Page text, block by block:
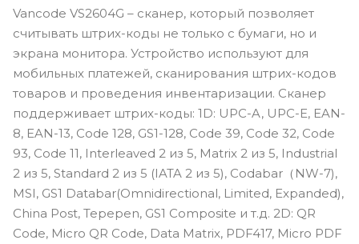
Vancode VS2604G – сканер, который позволяет
считывать штрих-коды не только с бумаги, но и
экрана монитора. Устройство используют для
мобильных платежей, сканирования штрих-кодов
товаров и проведения инвентаризации. Сканер
поддерживает штрих-коды: 1D: UPC-A, UPC-E, EAN-
8, EAN-13, Code 128, GS1-128, Code 39, Code 32, Code
93, Code 11, Interleaved 2 из 5, Matrix 2 из 5, Industrial
2 из 5, Standard 2 из 5 (IATA 2 из 5), Codabar（NW-7),
MSI, GS1 Databar(Omnidirectional, Limited, Expanded),
China Post, Tepepen, GS1 Composite и т.д. 2D: QR
Code, Micro QR Code, Data Matrix, PDF417, Micro PDF